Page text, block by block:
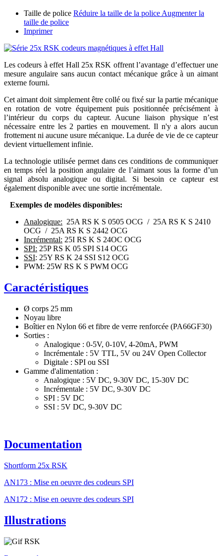
Taille de police Réduire la taille de la police Augmenter la
taille de police
Imprimer
Les codeurs à effet Hall 25x RSK offrent l’avantage d’effectuer une
mesure angulaire sans aucun contact mécanique grâce à un aimant
externe fourni.
Cet aimant doit simplement être collé ou fixé sur la partie mécanique
en rotation de votre équipement puis positionnée précisément à
l’intérieur du corps du capteur. Aucune liaison physique n’est
nécessaire entre les 2 parties en mouvement. Il n'y a alors aucun
frottement ni aucune usure mécanique. La durée de vie de ce capteur
devient virtuellement infinie.
La technologie utilisée permet dans ces conditions de communiquer
en temps réel la position angulaire de l’aimant sous la forme d’un
signal absolu analogique ou digital. Si besoin ce capteur est
également disponible avec une sortie incrémentale.
Exemples de modèles disponibles:
Analogique: 25A RS K S 0505 OCG / 25A RS K S 2410
OCG / 25A RS K S 2442 OCG
Incrémental: 25I RS K S 24OC OCG
SPI: 25P RS K 05 SPI S14 OCG
SSI: 25Y RS K 24 SSI S12 OCG
PWM: 25W RS K S PWM OCG
Caractéristiques
Ø corps 25 mm
Noyau libre
Boîtier en Nylon 66 et fibre de verre renforcée (PA66GF30)
Sorties :
Analogique : 0-5V, 0-10V, 4-20mA, PWM
Incrémentale : 5V TTL, 5V ou 24V Open Collector
Digitale : SPI ou SSI
Gamme d'alimentation :
Analogique : 5V DC, 9-30V DC, 15-30V DC
Incrémentale : 5V DC, 9-30V DC
SPI : 5V DC
SSI : 5V DC, 9-30V DC
Documentation
Shortform 25x RSK
AN173 : Mise en oeuvre des codeurs SPI
AN172 : Mise en oeuvre des codeurs SPI
Illustrations